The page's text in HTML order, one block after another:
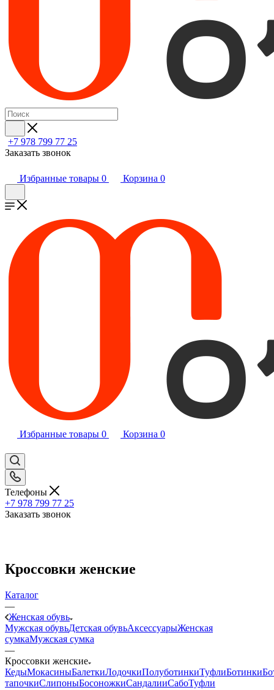
+7 978 799 77 25
Заказать звонок
Избранные товары 0 Корзина 0
Избранные товары 0 Корзина 0
Телефоны
+7 978 799 77 25
Заказать звонок
Кроссовки женские
Каталог
—
Женская обувь
Мужская обувьДетская обувьАксессуарыЖенская
сумкаМужская сумка
—
Кроссовки женские
КедыМокасиныБалеткиЛодочкиПолуботинкиТуфлиБотинки
тапочкиСлипоныБосоножкиСандалииСабоТуфли